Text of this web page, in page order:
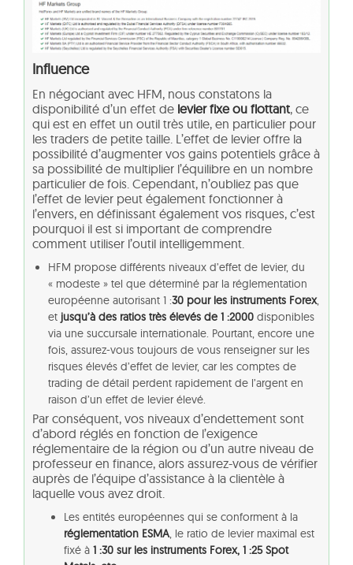
Influence
En négociant avec HFM, nous constatons la
disponibilité d’un effet de levier fixe ou flottant, ce
qui est en effet un outil très utile, en particulier pour
les traders de petite taille. L’effet de levier offre la
possibilité d’augmenter vos gains potentiels grâce à
sa possibilité de multiplier l’équilibre en un nombre
particulier de fois. Cependant, n’oubliez pas que
l’effet de levier peut également fonctionner à
l’envers, en définissant également vos risques, c’est
pourquoi il est si important de comprendre
comment utiliser l’outil intelligemment.
HFM propose différents niveaux d’effet de levier, du
« modeste » tel que déterminé par la réglementation
européenne autorisant 1 :30 pour les instruments Forex,
et jusqu’à des ratios très élevés de 1 :2000 disponibles
via une succursale internationale. Pourtant, encore une
fois, assurez-vous toujours de vous renseigner sur les
risques élevés d’effet de levier, car les comptes de
trading de détail perdent rapidement de l’argent en
raison d’un effet de levier élevé.
Par conséquent, vos niveaux d’endettement sont
d’abord réglés en fonction de l’exigence
réglementaire de la région ou d’un autre niveau de
professeur en finance, alors assurez-vous de vérifier
auprès de l’équipe d’assistance à la clientèle à
laquelle vous avez droit.
Les entités européennes qui se conforment à la
réglementation ESMA, le ratio de levier maximal est
fixé à 1 :30 sur les instruments Forex, 1 :25 Spot